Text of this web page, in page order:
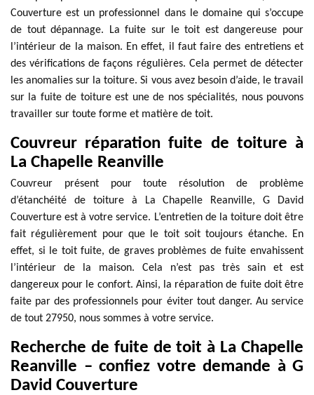
Couverture est un professionnel dans le domaine qui s’occupe
de tout dépannage. La fuite sur le toit est dangereuse pour
l’intérieur de la maison. En effet, il faut faire des entretiens et
des vérifications de façons régulières. Cela permet de détecter
les anomalies sur la toiture. Si vous avez besoin d’aide, le travail
sur la fuite de toiture est une de nos spécialités, nous pouvons
travailler sur toute forme et matière de toit.
Couvreur réparation fuite de toiture à
La Chapelle Reanville
Couvreur présent pour toute résolution de problème
d’étanchéité de toiture à La Chapelle Reanville, G David
Couverture est à votre service. L’entretien de la toiture doit être
fait régulièrement pour que le toit soit toujours étanche. En
effet, si le toit fuite, de graves problèmes de fuite envahissent
l’intérieur de la maison. Cela n’est pas très sain et est
dangereux pour le confort. Ainsi, la réparation de fuite doit être
faite par des professionnels pour éviter tout danger. Au service
de tout 27950, nous sommes à votre service.
Recherche de fuite de toit à La Chapelle
Reanville – confiez votre demande à G
David Couverture